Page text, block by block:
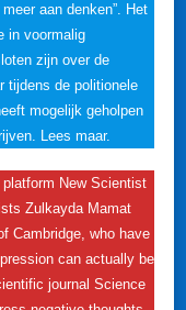
aan denken”. Het
in voormalig
zijn over de
tijdens de politionele
mogelijk geholpen
Lees maar.
New Scientist
Zulkayda Mamat
Cambridge, who have
can actually be
journal Science